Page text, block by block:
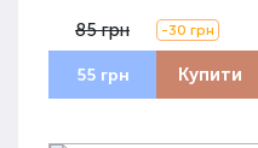
85 грн -30 грн
55 грн Купити